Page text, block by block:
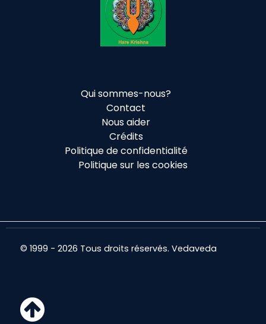
Qui sommes-nous?
Contact
Nous aider
Crédits
Politique de confidentialité
Politique sur les cookies
© 1999 - 2026 Tous droits réservés. Vedaveda